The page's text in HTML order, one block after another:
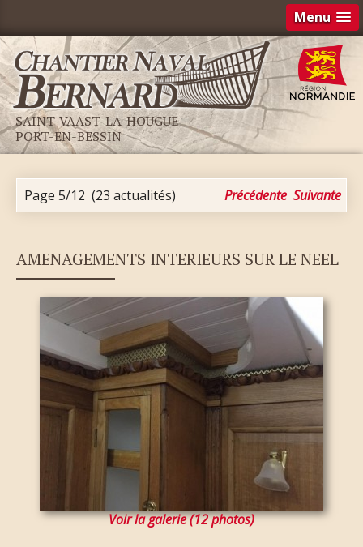
Menu
SAINT-VAAST-LA-HOUGUE
PORT-EN-BESSIN
Page 5/12 (23 actualités) Précédente Suivante
AMENAGEMENTS INTERIEURS SUR LE NEEL
Voir la galerie (12 photos)